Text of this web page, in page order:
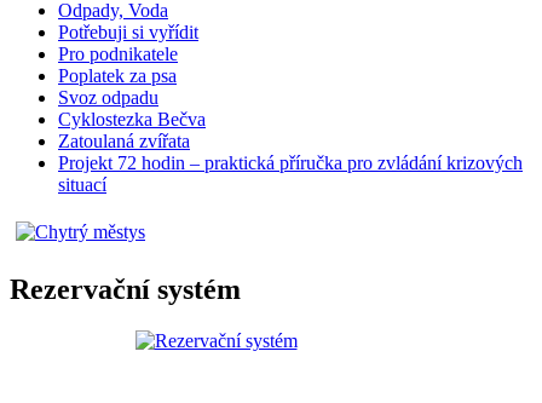
Odpady, Voda
Potřebuji si vyřídit
Pro podnikatele
Poplatek za psa
Svoz odpadu
Cyklostezka Bečva
Zatoulaná zvířata
Projekt 72 hodin – praktická příručka pro zvládání krizových
situací
Rezervační systém